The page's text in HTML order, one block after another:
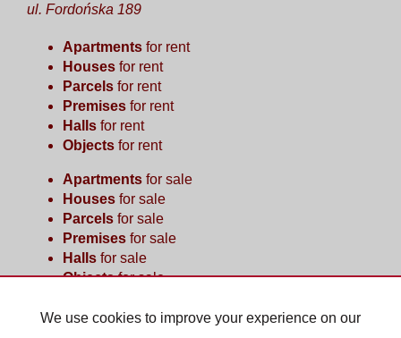
ul. Fordońska 189
Apartments for rent
Houses for rent
Parcels for rent
Premises for rent
Halls for rent
Objects for rent
Apartments for sale
Houses for sale
Parcels for sale
Premises for sale
Halls for sale
Objectsfor sale
Home page Buy Sell/rent Contact
We use cookies to improve your experience on our